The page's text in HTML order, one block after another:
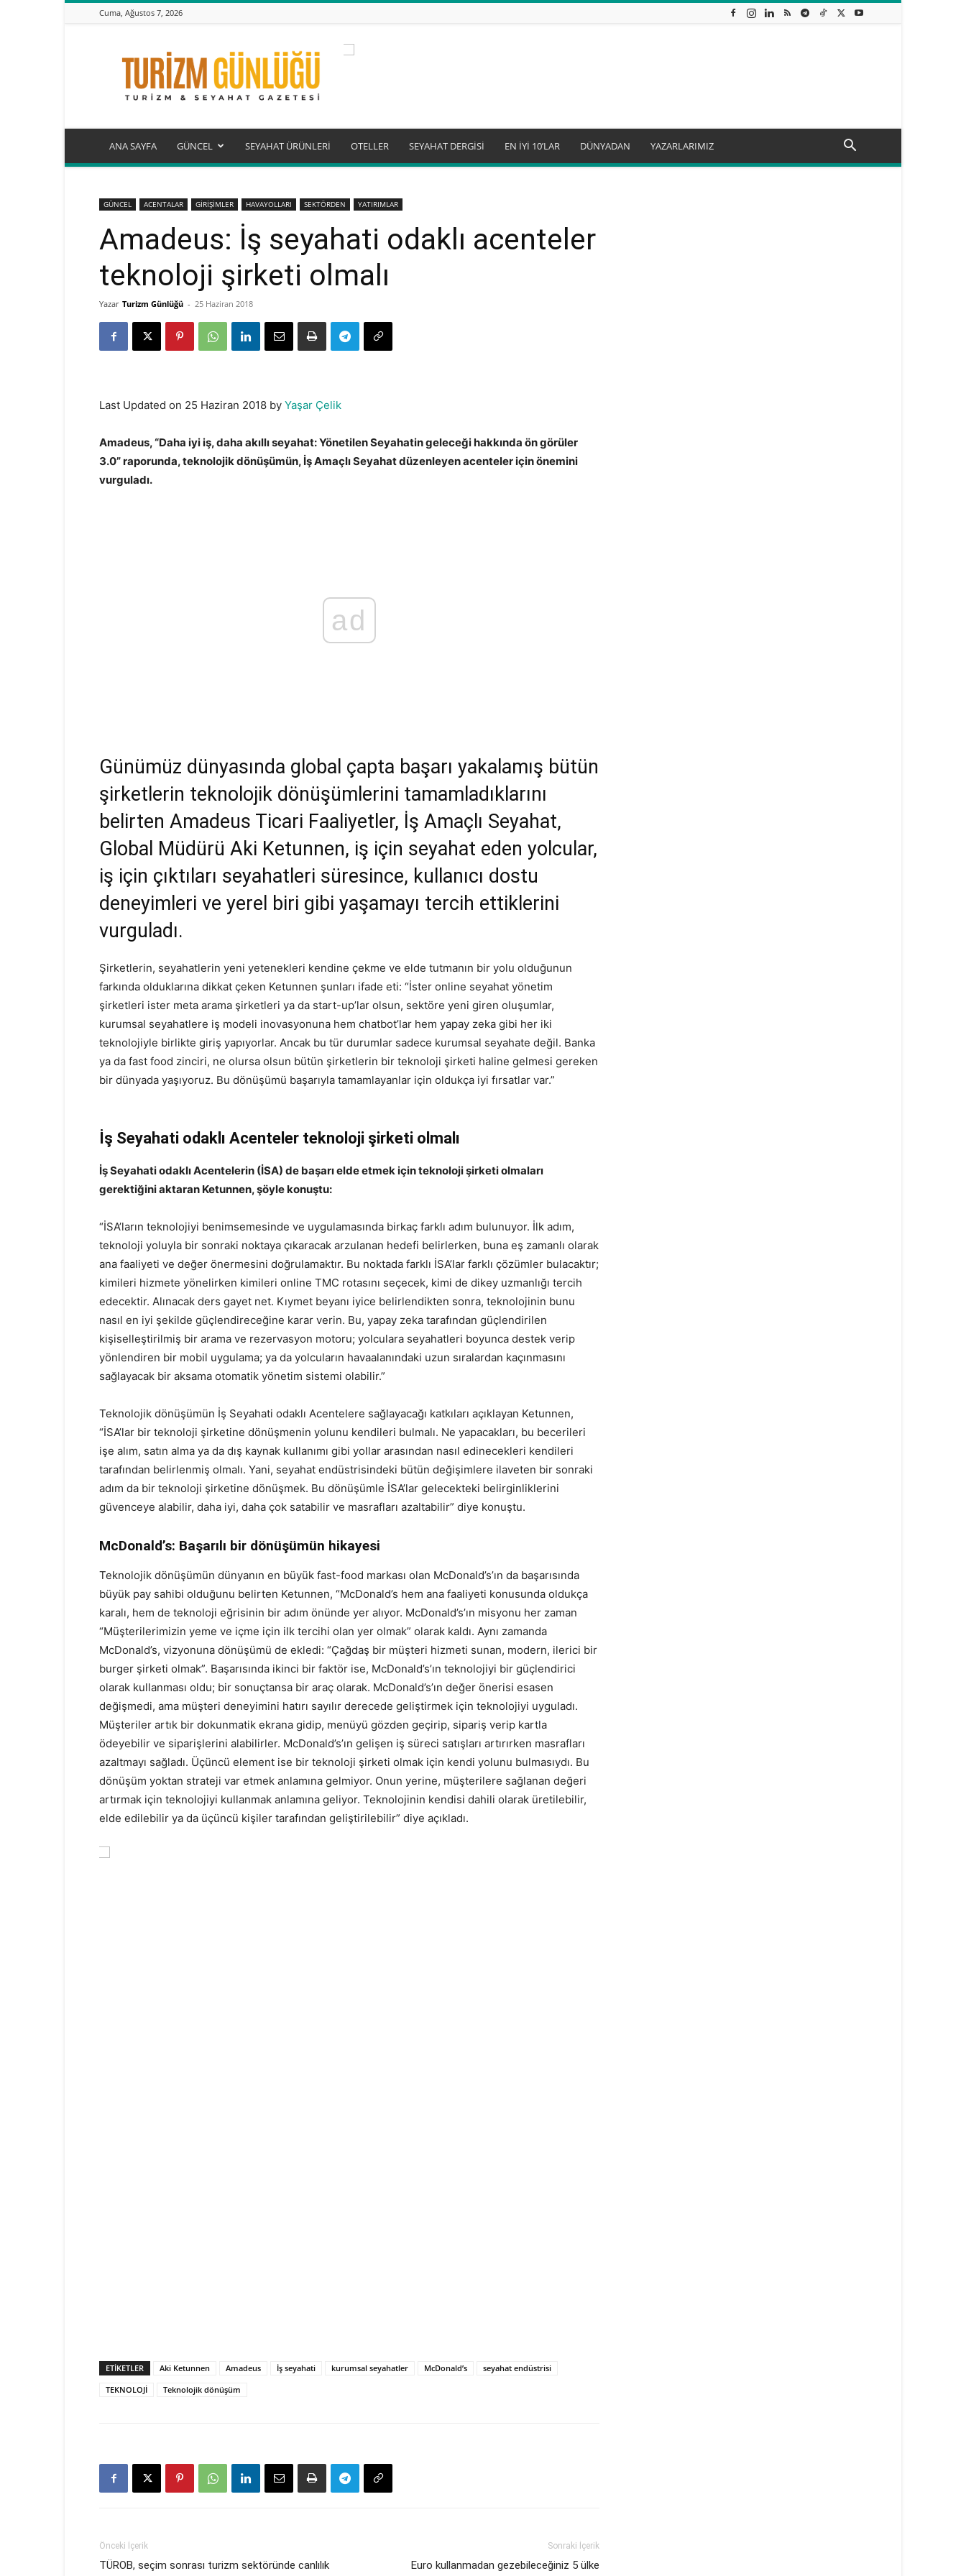
Cuma, Ağustos 7, 2026
Turizm
Günlüğü
ANA SAYFA GÜNCEL SEYAHAT ÜRÜNLERİ OTELLER SEYAHAT DERGİSİ EN İYİ 10’LAR DÜNYADAN YAZARLARIMIZ
GÜNCEL ACENTALAR GİRİŞİMLER HAVAYOLLARI SEKTÖRDEN YATIRIMLAR
Amadeus: İş seyahati odaklı acenteler
teknoloji şirketi olmalı
Yazar Turizm Günlüğü - 25 Haziran 2018
Last Updated on 25 Haziran 2018 by Yaşar Çelik
Amadeus, “Daha iyi iş, daha akıllı seyahat: Yönetilen Seyahatin geleceği hakkında ön görüler
3.0” raporunda, teknolojik dönüşümün, İş Amaçlı Seyahat düzenleyen acenteler için önemini
vurguladı.
ad
Günümüz dünyasında global çapta başarı yakalamış bütün
şirketlerin teknolojik dönüşümlerini tamamladıklarını
belirten Amadeus Ticari Faaliyetler, İş Amaçlı Seyahat,
Global Müdürü Aki Ketunnen, iş için seyahat eden yolcular,
iş için çıktıları seyahatleri süresince, kullanıcı dostu
deneyimleri ve yerel biri gibi yaşamayı tercih ettiklerini
vurguladı.
Şirketlerin, seyahatlerin yeni yetenekleri kendine çekme ve elde tutmanın bir yolu olduğunun
farkında olduklarına dikkat çeken Ketunnen şunları ifade eti: “İster online seyahat yönetim
şirketleri ister meta arama şirketleri ya da start-up’lar olsun, sektöre yeni giren oluşumlar,
kurumsal seyahatlere iş modeli inovasyonuna hem chatbot’lar hem yapay zeka gibi her iki
teknolojiyle birlikte giriş yapıyorlar. Ancak bu tür durumlar sadece kurumsal seyahate değil. Banka
ya da fast food zinciri, ne olursa olsun bütün şirketlerin bir teknoloji şirketi haline gelmesi gereken
bir dünyada yaşıyoruz. Bu dönüşümü başarıyla tamamlayanlar için oldukça iyi fırsatlar var.”
İş Seyahati odaklı Acenteler teknoloji şirketi olmalı
İş Seyahati odaklı Acentelerin (İSA) de başarı elde etmek için teknoloji şirketi olmaları
gerektiğini aktaran Ketunnen, şöyle konuştu:
“İSA’ların teknolojiyi benimsemesinde ve uygulamasında birkaç farklı adım bulunuyor. İlk adım,
teknoloji yoluyla bir sonraki noktaya çıkaracak arzulanan hedefi belirlerken, buna eş zamanlı olarak
ana faaliyeti ve değer önermesini doğrulamaktır. Bu noktada farklı İSA’lar farklı çözümler bulacaktır;
kimileri hizmete yönelirken kimileri online TMC rotasını seçecek, kimi de dikey uzmanlığı tercih
edecektir. Alınacak ders gayet net. Kıymet beyanı iyice belirlendikten sonra, teknolojinin bunu
nasıl en iyi şekilde güçlendireceğine karar verin. Bu, yapay zeka tarafından güçlendirilen
kişiselleştirilmiş bir arama ve rezervasyon motoru; yolculara seyahatleri boyunca destek verip
yönlendiren bir mobil uygulama; ya da yolcuların havaalanındaki uzun sıralardan kaçınmasını
sağlayacak bir aksama otomatik yönetim sistemi olabilir.”
Teknolojik dönüşümün İş Seyahati odaklı Acentelere sağlayacağı katkıları açıklayan Ketunnen,
“İSA’lar bir teknoloji şirketine dönüşmenin yolunu kendileri bulmalı. Ne yapacakları, bu becerileri
işe alım, satın alma ya da dış kaynak kullanımı gibi yollar arasından nasıl edinecekleri kendileri
tarafından belirlenmiş olmalı. Yani, seyahat endüstrisindeki bütün değişimlere ilaveten bir sonraki
adım da bir teknoloji şirketine dönüşmek. Bu dönüşümle İSA’lar gelecekteki belirginliklerini
güvenceye alabilir, daha iyi, daha çok satabilir ve masrafları azaltabilir” diye konuştu.
McDonald’s: Başarılı bir dönüşümün hikayesi
Teknolojik dönüşümün dünyanın en büyük fast-food markası olan McDonald’s’ın da başarısında
büyük pay sahibi olduğunu belirten Ketunnen, “McDonald’s hem ana faaliyeti konusunda oldukça
karalı, hem de teknoloji eğrisinin bir adım önünde yer alıyor. McDonald’s’ın misyonu her zaman
“Müşterilerimizin yeme ve içme için ilk tercihi olan yer olmak” olarak kaldı. Aynı zamanda
McDonald’s, vizyonuna dönüşümü de ekledi: “Çağdaş bir müşteri hizmeti sunan, modern, ilerici bir
burger şirketi olmak”. Başarısında ikinci bir faktör ise, McDonald’s’ın teknolojiyi bir güçlendirici
olarak kullanması oldu; bir sonuçtansa bir araç olarak. McDonald’s’ın değer önerisi esasen
değişmedi, ama müşteri deneyimini hatırı sayılır derecede geliştirmek için teknolojiyi uyguladı.
Müşteriler artık bir dokunmatik ekrana gidip, menüyü gözden geçirip, sipariş verip kartla
ödeyebilir ve siparişlerini alabilirler. McDonald’s’ın gelişen iş süreci satışları artırırken masrafları
azaltmayı sağladı. Üçüncü element ise bir teknoloji şirketi olmak için kendi yolunu bulmasıydı. Bu
dönüşüm yoktan strateji var etmek anlamına gelmiyor. Onun yerine, müşterilere sağlanan değeri
artırmak için teknolojiyi kullanmak anlamına geliyor. Teknolojinin kendisi dahili olarak üretilebilir,
elde edilebilir ya da üçüncü kişiler tarafından geliştirilebilir” diye açıkladı.
ETIKETLER Aki Ketunnen Amadeus İş seyahati kurumsal seyahatler McDonald’s
seyahat endüstrisi
TEKNOLOJİ
Teknolojik dönüşüm
Önceki İçerik
TÜROB, seçim sonrası turizm sektöründe canlılık
Sonraki İçerik
Euro kullanmadan gezebileceğiniz 5 ülke